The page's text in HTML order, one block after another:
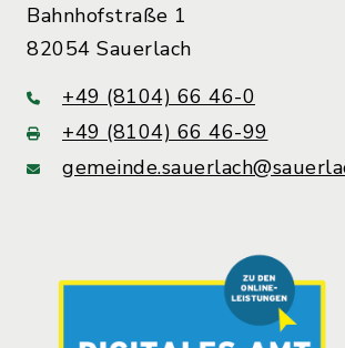
Bahnhofstraße 1
82054 Sauerlach
+49 (8104) 66 46-0
+49 (8104) 66 46-99